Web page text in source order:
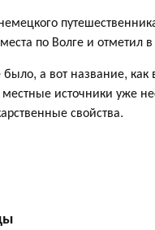
по Волге и отметил
а вот название,
источники уже
свойства.